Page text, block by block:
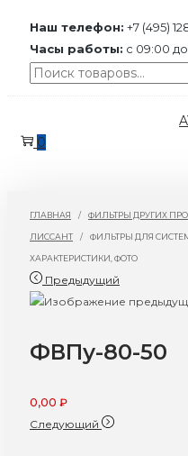
Наш телефон: +7 (495)
Часы работы: с 09:00
Поиск:>
к
к
0
ГЛАВНАЯ / ФИЛЬТРЫ ДРУГИХ
ЛИССАНТ / ФИЛЬТРЫ ДЛЯ
ХАРАКТЕРИСТИКИ, ФОТО
Предыдущий
ФВПу-80-50
0,00 ₽
Следующий